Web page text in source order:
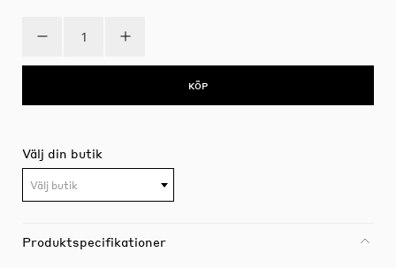
KÖP
Välj din butik
Välj butik
Produktspecifikationer